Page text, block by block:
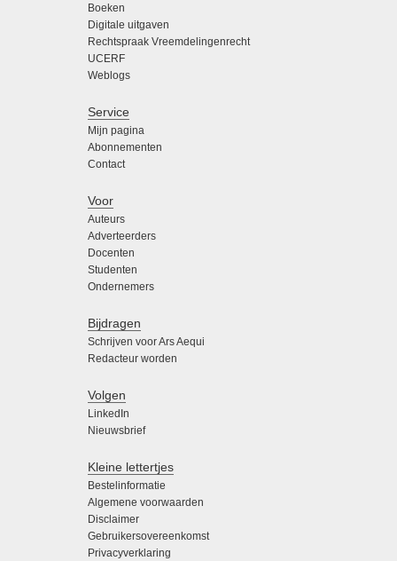
Boeken
Digitale uitgaven
Rechtspraak Vreemdelingenrecht
UCERF
Weblogs
Service
Mijn pagina
Abonnementen
Contact
Voor
Auteurs
Adverteerders
Docenten
Studenten
Ondernemers
Bijdragen
Schrijven voor Ars Aequi
Redacteur worden
Volgen
LinkedIn
Nieuwsbrief
Kleine lettertjes
Bestelinformatie
Algemene voorwaarden
Disclaimer
Gebruikersovereenkomst
Privacyverklaring